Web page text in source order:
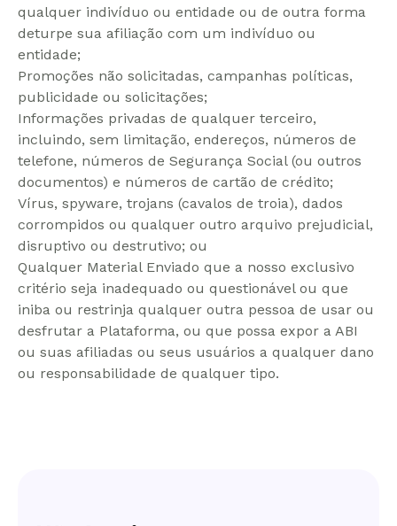
qualquer indivíduo ou entidade ou de outra forma
deturpe sua afiliação com um indivíduo ou
entidade;
Promoções não solicitadas, campanhas políticas,
publicidade ou solicitações;
Informações privadas de qualquer terceiro,
incluindo, sem limitação, endereços, números de
telefone, números de Segurança Social (ou outros
documentos) e números de cartão de crédito;
Vírus, spyware, trojans (cavalos de troia), dados
corrompidos ou qualquer outro arquivo prejudicial,
disruptivo ou destrutivo; ou
Qualquer Material Enviado que a nosso exclusivo
critério seja inadequado ou questionável ou que
iniba ou restrinja qualquer outra pessoa de usar ou
desfrutar a Plataforma, ou que possa expor a ABI
ou suas afiliadas ou seus usuários a qualquer dano
ou responsabilidade de qualquer tipo.